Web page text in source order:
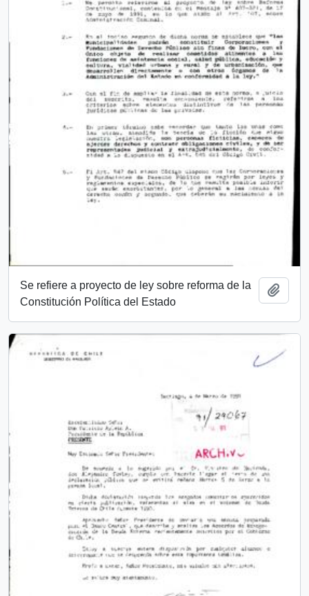
Se refiere a proyecto de ley sobre reforma de la
Constitución Política del Estado